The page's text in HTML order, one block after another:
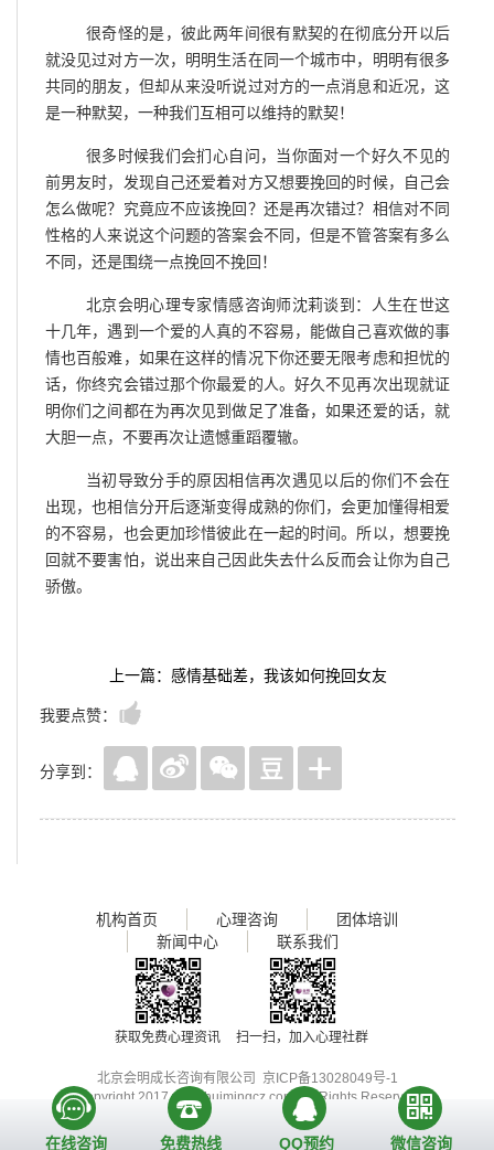
很奇怪的是，彼此两年间很有默契的在彻底分开以后
就没见过对方一次，明明生活在同一个城市中，明明有很多
共同的朋友，但却从来没听说过对方的一点消息和近况，这
是一种默契，一种我们互相可以维持的默契！
很多时候我们会扪心自问，当你面对一个好久不见的
前男友时，发现自己还爱着对方又想要挽回的时候，自己会
怎么做呢？究竟应不应该挽回？还是再次错过？相信对不同
性格的人来说这个问题的答案会不同，但是不管答案有多么
不同，还是围绕一点挽回不挽回！
北京会明心理专家情感咨询师沈莉谈到：人生在世这
十几年，遇到一个爱的人真的不容易，能做自己喜欢做的事
情也百般难，如果在这样的情况下你还要无限考虑和担忧的
话，你终究会错过那个你最爱的人。好久不见再次出现就证
明你们之间都在为再次见到做足了准备，如果还爱的话，就
大胆一点，不要再次让遗憾重蹈覆辙。
当初导致分手的原因相信再次遇见以后的你们不会在
出现，也相信分开后逐渐变得成熟的你们，会更加懂得相爱
的不容易，也会更加珍惜彼此在一起的时间。所以，想要挽
回就不要害怕，说出来自己因此失去什么反而会让你为自己
骄傲。
上一篇：感情基础差，我该如何挽回女友
我要点赞：
分享到：
机构首页 心理咨询
团体培训
新闻中心
联系我们
获取免费心理资讯 扫一扫，加入心理社群
北京会明成长咨询有限公司 京ICP备13028049号-1
Copyright 2017www.huimingcz.com , All Rights Reserved
在线咨询 免费热线 QQ预约 微信咨询